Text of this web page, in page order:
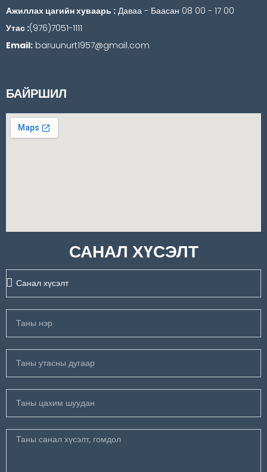
Ажиллах цагийн хуваарь : Даваа - Баасан 08 00 - 17 00
Утас :(976)7051-1111
Email: baruunurt1957@gmail.com
БАЙРШИЛ
САНАЛ ХҮСЭЛТ